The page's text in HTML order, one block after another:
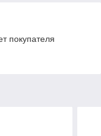
покупателя